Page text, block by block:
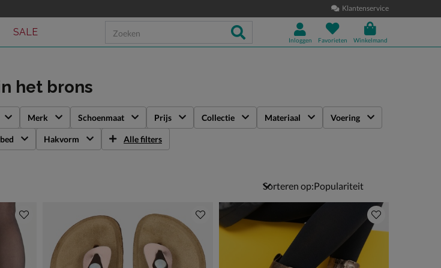
Klantenservice
SALE
Inloggen Favorieten Winkelmand
het brons
Merk Schoenmaat Prijs Collectie Materiaal Voering
Hakvorm Alle filters
Sorteren op: